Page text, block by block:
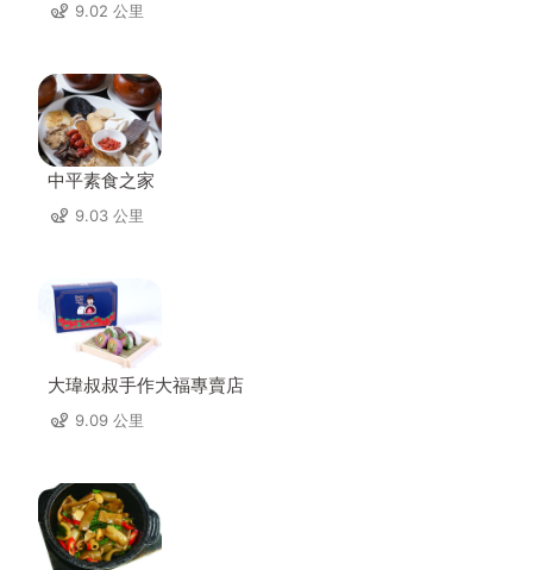
9.02 公里
中平素食之家
9.03 公里
大瑋叔叔手作大福專賣店
9.09 公里